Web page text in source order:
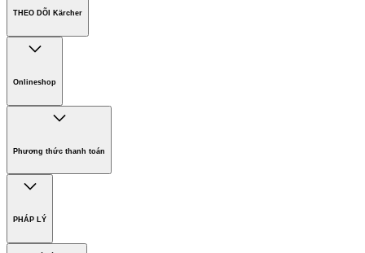
Tuyển dụng
Phát triển bền vững
Chính sách bảo hành các sản phẩm
THEO DÕI Kärcher
Onlineshop
Phương thức thanh toán
Phương thức thanh toán
PHÁP LÝ